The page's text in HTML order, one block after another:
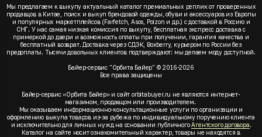
Мы предлагаем к выкупу актуальный каталог премиальных реплик от проверенных
продавцов в Китае, поиск и выкуп брендовой одежды, обуви и аксессуаров из Европы
и популярных маркетплейсов (Farfetch, Asos, Poizon и др.) с доставкой в Россию и
СНГ. У нас самая низкая комиссия по выкупу, бесплатная экспресс доставка с
примеркой до двери и возможность оплаты при получении, гарантия качества и
бесплатный возврат. Доставка через СДЭК, Boxberry, курьером по России без
предоплаты. Тысячи довольных клиентов подтверждают: мы делаем моду доступной.
Байер-сервис "Орбита Байер" © 2016-2026
Все права защищены
Байер-сервис «Орбита Байер» и сайт orbitabuyer.ru не являются интернет-
магазином, продавцом или производителем.
Мы оказываем информационно-консультационные услуги по организации и
оформлению выкупа товаров из-за рубежа по индивидуальному поручению клиента
и исключительно для личных нужд на основании публичногоАгентского договора.
Каталог на сайте носит ознакомительный характер, товары не находятся в